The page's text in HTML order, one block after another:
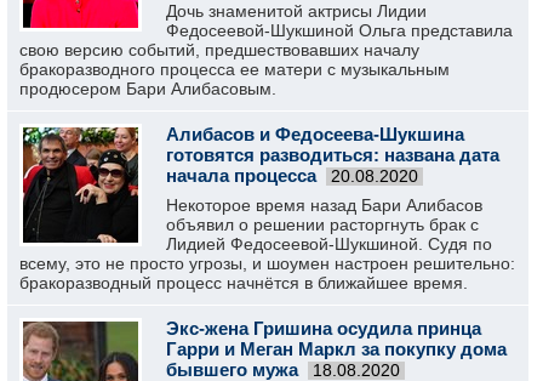
Дочь знаменитой актрисы Лидии
Федосеевой-Шукшиной Ольга представила
свою версию событий, предшествовавших началу
бракоразводного процесса ее матери с музыкальным
продюсером Бари Алибасовым.
Алибасов и Федосеева-Шукшина
готовятся разводиться: названа дата
начала процесса
20.08.2020
Некоторое время назад Бари Алибасов
объявил о решении расторгнуть брак с
Лидией Федосеевой-Шукшиной. Судя по
всему, это не просто угрозы, и шоумен настроен решительно:
бракоразводный процесс начнётся в ближайшее время.
Экс-жена Гришина осудила принца
Гарри и Меган Маркл за покупку дома
бывшего мужа
18.08.2020